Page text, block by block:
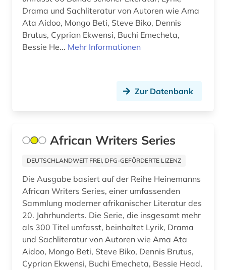
dialektologie (2)
dichtung (1)
digitale bibliothek (1)
digitale edition (1)
digitale editorik (1)
discovery service (1)
dissertation (3)
dokumentarfilm (1)
Drama und Sachliteratur von Autoren wie Ama
Ata Aidoo, Mongo Beti, Steve Biko, Dennis
Brutus, Cyprian Ekwensi, Buchi Emecheta,
Bessie He... Mehr Informationen
Zur Datenbank
African Writers Series
DEUTSCHLANDWEIT FREI, DFG-GEFÖRDERTE LIZENZ
Die Ausgabe basiert auf der Reihe Heinemanns
African Writers Series, einer umfassenden
Sammlung moderner afrikanischer Literatur des
20. Jahrhunderts. Die Serie, die insgesamt mehr
als 300 Titel umfasst, beinhaltet Lyrik, Drama
und Sachliteratur von Autoren wie Ama Ata
Aidoo, Mongo Beti, Steve Biko, Dennis Brutus,
Cyprian Ekwensi, Buchi Emecheta, Bessie Head,